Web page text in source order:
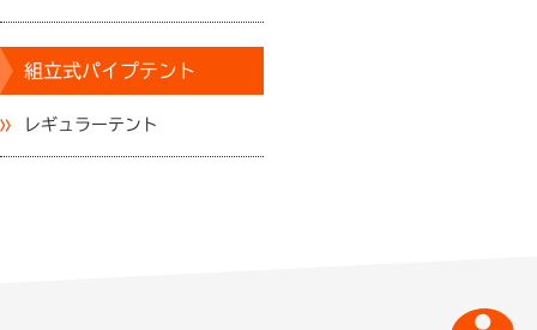
組立式パイプテント
レギュラーテント